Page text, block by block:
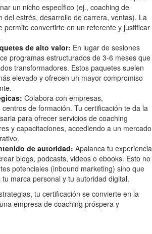
un nicho específico (ej., coaching de
del estrés, desarrollo de carrera, ventas). La
permite convertirte en un referente y justificar
de alto valor: En lugar de sesiones
programas estructurados de 3-6 meses que
transformadores. Estos paquetes suelen
elevado y ofrecen un mayor compromiso
Colabora con empresas,
de formación. Tu certificación te da la
para ofrecer servicios de coaching
y capacitaciones, accediendo a un mercado
de autoridad: Apalanca tu experiencia
blogs, podcasts, videos o ebooks. Esto no
potenciales (inbound marketing) sino que
marca personal y tu autoridad digital.
tu certificación se convierte en la
empresa de coaching próspera y